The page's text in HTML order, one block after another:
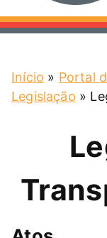
Conheça a
Serviços
URBS Agora
Central 156
Início » Portal
Legislação »